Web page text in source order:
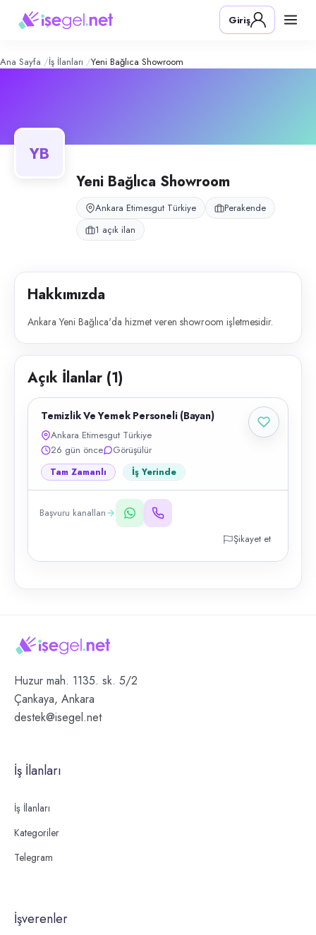
Bağlıca Showroom – Şirket
Konum:
Ankara Yeni Bağlıca'da hizmet veren showroom işletmesidir.
Giriş
Ana Sayfa İş İlanları Yeni Bağlıca Showroom
YB
Yeni Bağlıca Showroom
Ankara Etimesgut Türkiye
Perakende
1 açık ilan
Hakkımızda
Ankara Yeni Bağlıca'da hizmet veren showroom işletmesidir.
Açık İlanlar (1)
Temizlik Ve Yemek Personeli (Bayan)
Ankara Etimesgut Türkiye
26 gün önce
Görüşülür
Tam Zamanlı İş Yerinde
Başvuru kanalları
Şikayet et
Huzur mah. 1135. sk. 5/2
Çankaya, Ankara
destek@isegel.net
İş İlanları
İş İlanları
Kategoriler
Telegram
İşverenler